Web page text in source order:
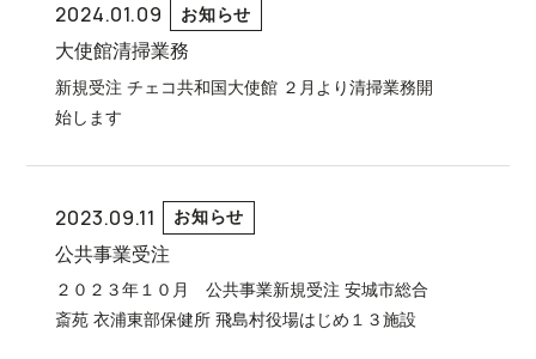
2024.01.09 お知らせ
大使館清掃業務
新規受注 チェコ共和国大使館 ２月より清掃業務開
始します
2023.09.11 お知らせ
公共事業受注
２０２３年１０月 公共事業新規受注 安城市総合
斎苑 衣浦東部保健所 飛島村役場はじめ１３施設